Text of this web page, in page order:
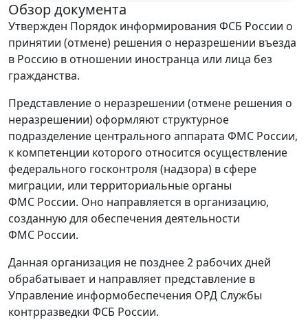
Обзор документа
Утвержден Порядок информирования ФСБ России о
принятии (отмене) решения о неразрешении въезда
в Россию в отношении иностранца или лица без
гражданства.
Представление о неразрешении (отмене решения о
неразрешении) оформляют структурное
подразделение центрального аппарата ФМС России,
к компетенции которого относится осуществление
федерального госконтроля (надзора) в сфере
миграции, или территориальные органы
ФМС России. Оно направляется в организацию,
созданную для обеспечения деятельности
ФМС России.
Данная организация не позднее 2 рабочих дней
обрабатывает и направляет представление в
Управление информобеспечения ОРД Службы
контрразведки ФСБ России.